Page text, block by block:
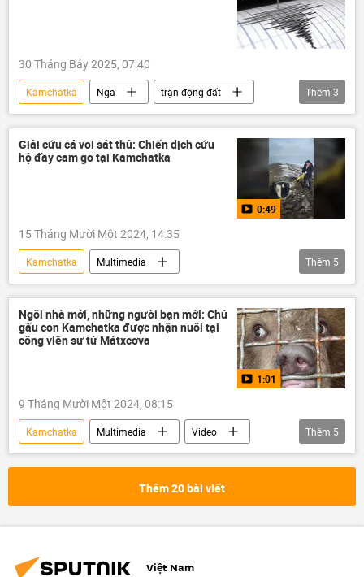
30 Tháng Bảy 2025, 07:40
Kamchatka Nga
trận động đất
Thời sự
Thế giới sóng thần
Thêm 3
Giải cứu cá voi sát thủ: Chiến dịch cứu
hộ đầy cam go tại Kamchatka
0:49
15 Tháng Mười Một 2024, 14:35
Kamchatka
Multimedia
Bộ Tình trạng Khẩn cấp Nga
Video
Thế giới
Nga động vật
Thêm 5
Ngôi nhà mới, những người bạn mới: Chú
gấu con Kamchatka được nhận nuôi tại
công viên sư tử Mátxcơva
1:01
9 Tháng Mười Một 2024, 08:15
Kamchatka Multimedia
Video
Nga
con gấu
Moskva
Thêm 5
Thêm 20 bài viết
Việt Nam